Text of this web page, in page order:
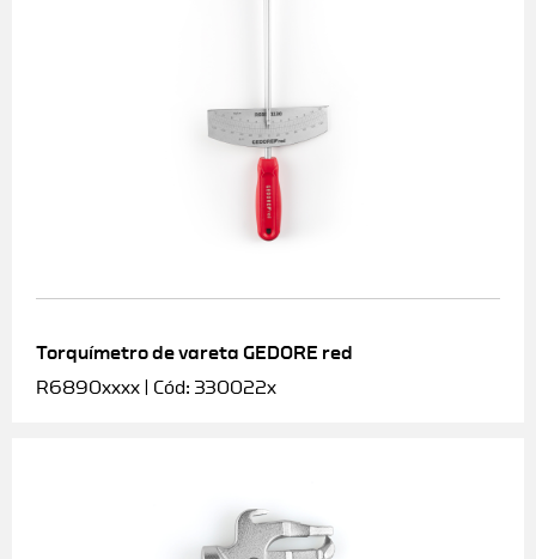
Torquímetro de vareta GEDORE red
R6890xxxx | Cód: 330022x